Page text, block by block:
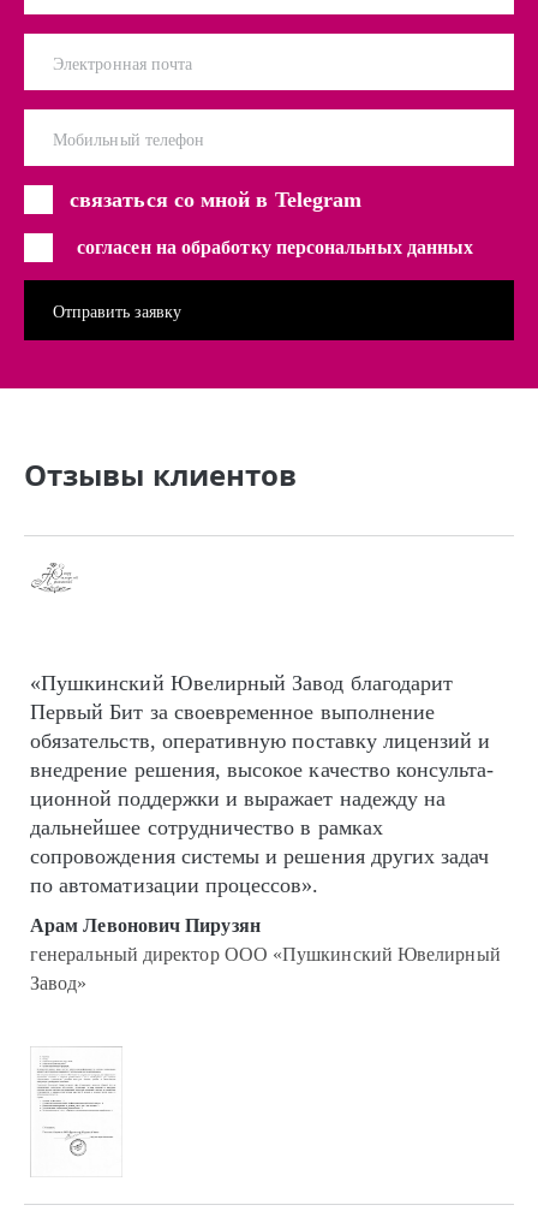
Электронная почта
Мобильный телефон
связаться со мной в Telegram
согласен на обработку персональных данных
Отзывы клиентов
«Пушкинский Ювелирный Завод благодарит
Первый Бит за своевременное выполнение
обязательств, оперативную поставку лицензий и
внедрение решения, высокое качество кон­суль­та­
цион­ной поддержки и выражает надежду на
дальнейшее сотрудничество в рамках
сопровождения системы и решения других задач
по автоматизации процессов».
Арам Левонович Пирузян
генеральный директор ООО «Пушкинский Ювелирный
Завод»